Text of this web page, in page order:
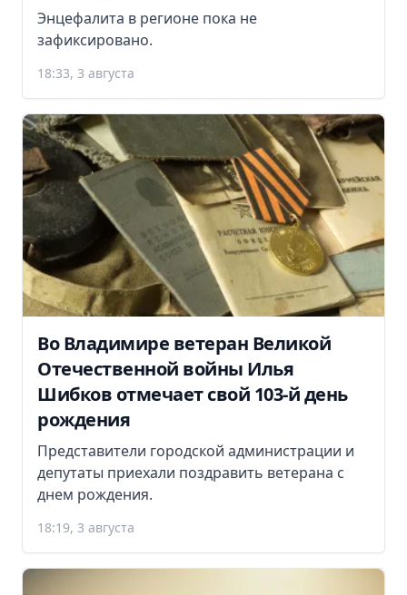
Энцефалита в регионе пока не
зафиксировано.
18:33, 3 августа
Во Владимире ветеран Великой
Отечественной войны Илья
Шибков отмечает свой 103-й день
рождения
Представители городской администрации и
депутаты приехали поздравить ветерана с
днем рождения.
18:19, 3 августа